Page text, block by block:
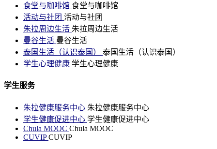
食堂与咖啡馆 食堂与咖啡馆
活动与社团 活动与社团
朱拉周边生活 朱拉周边生活
曼谷生活 曼谷生活
泰国生活（认识泰国） 泰国生活（认识泰国）
学生心理健康 学生心理健康
学生服务
朱拉健康服务中心 朱拉健康服务中心
学生健康促进中心 学生健康促进中心
Chula MOOC Chula MOOC
CUVIPCUVIP